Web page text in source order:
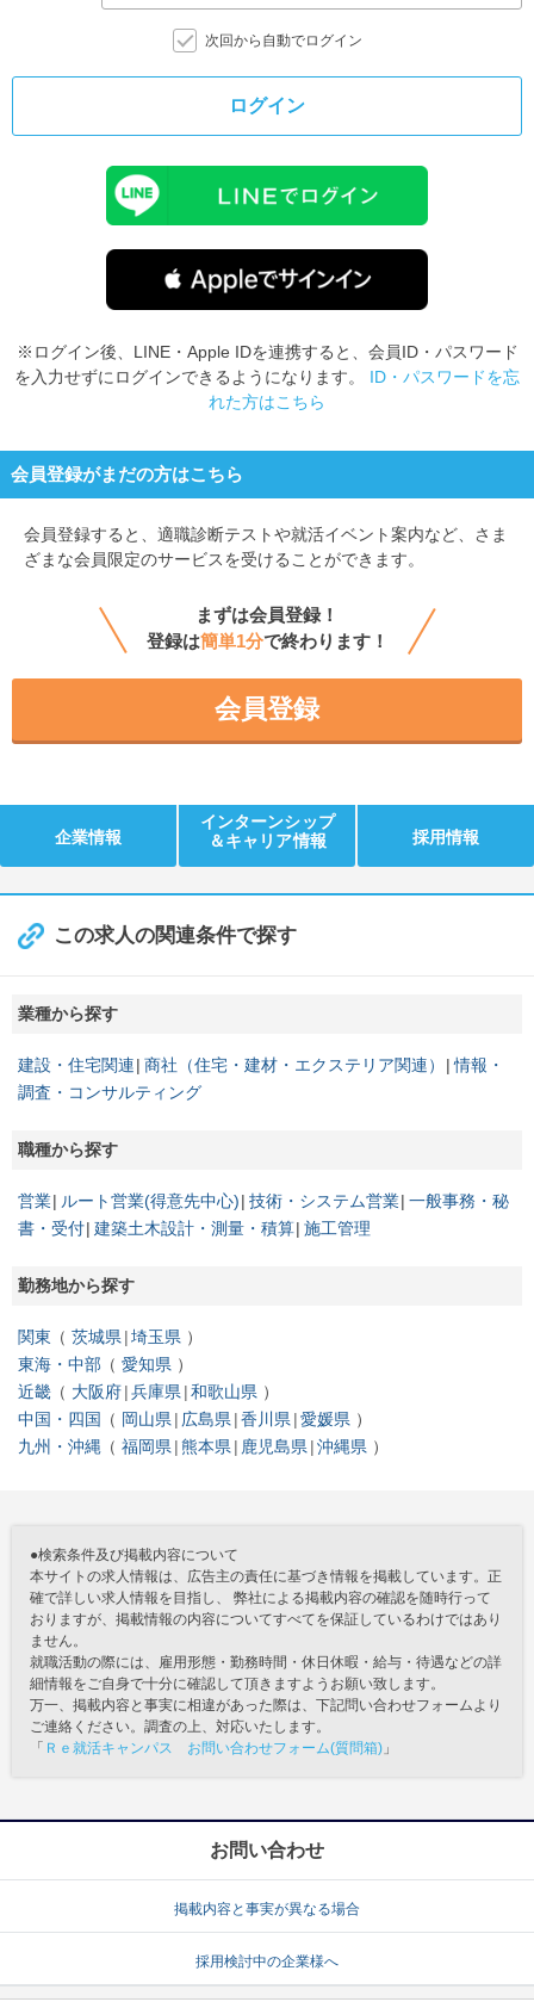
次回から自動でログイン
ログイン
※ログイン後、LINE・Apple IDを連携すると、会員ID・パスワード
を入力せずにログインできるようになります。 ID・パスワードを忘
れた方はこちら
会員登録がまだの方はこちら
会員登録すると、 適職診断テストや就活イベント案内など、さま
ざまな会員限定のサービスを受けることができます。
まずは会員登録！
登録は簡単1分で終わります！
会員登録
企業情報
インターンシップ
＆キャリア情報
採用情報
この求人の関連条件で探す
業種から探す
建設・住宅関連 商社（住宅・建材・エクステリア関連）
情報・
調査・コンサルティング
職種から探す
営業 ルート営業(得意先中心) 技術・システム営業 一般事務・秘
書・受付 建築土木設計・測量・積算 施工管理
勤務地から探す
関東 茨城県 埼玉県
東海・中部
愛知県
近畿
大阪府 兵庫県 和歌山県
中国・四国
岡山県 広島県 香川県 愛媛県
九州・沖縄
福岡県 熊本県 鹿児島県 沖縄県
●検索条件及び掲載内容について
本サイトの求人情報は、広告主の責任に基づき情報を掲載しています。正
確で詳しい求人情報を目指し、 弊社による掲載内容の確認を随時行って
おりますが、掲載情報の内容についてすべてを保証しているわけではあり
ません。
就職活動の際には、雇用形態・勤務時間・休日休暇・給与・待遇などの詳
細情報をご自身で十分に確認して頂きますようお願い致します。
万一、掲載内容と事実に相違があった際は、下記問い合わせフォームより
ご連絡ください。調査の上、対応いたします。
「 Ｒｅ就活キャンパス お問い合わせフォーム(質問箱) 」
お問い合わせ
掲載内容と事実が異なる場合
採用検討中の企業様へ